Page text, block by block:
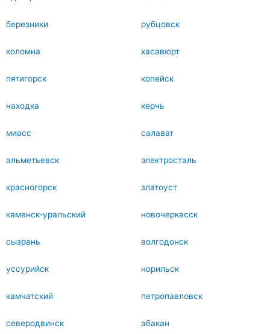
березники рубцовск
коломна хасавюрт
пятигорск копейск
находка керчь
миасс салават
альметьевск электросталь
красногорск златоуст
каменск-уральский новочеркасск
сызрань волгодонск
уссурийск норильск
камчатский петропавловск
северодвинск абакан